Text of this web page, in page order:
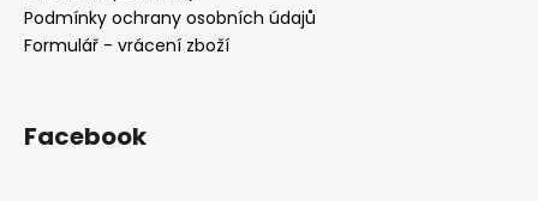
Podmínky ochrany osobních údajů
Formulář - vrácení zboží
Facebook